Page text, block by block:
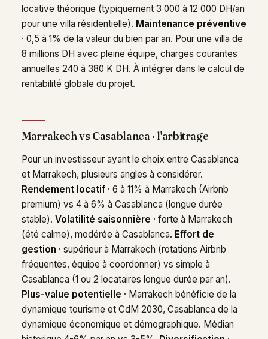
locative théorique (typiquement 3 000 à 12 000 DH/an
pour une villa résidentielle). Maintenance préventive
· 0,5 à 1% de la valeur du bien par an. Pour une villa de
8 millions DH avec pleine équipe, charges courantes
annuelles 240 à 380 K DH. À intégrer dans le calcul de
rentabilité globale du projet.
Marrakech vs Casablanca · l'arbitrage
Pour un investisseur ayant le choix entre Casablanca
et Marrakech, plusieurs angles à considérer.
Rendement locatif · 6 à 11% à Marrakech (Airbnb
premium) vs 4 à 6% à Casablanca (longue durée
stable). Volatilité saisonnière · forte à Marrakech
(été calme), modérée à Casablanca. Effort de
gestion · supérieur à Marrakech (rotations Airbnb
fréquentes, équipe à coordonner) vs simple à
Casablanca (1 ou 2 locataires longue durée par an).
Plus-value potentielle · Marrakech bénéficie de la
dynamique tourisme et CdM 2030, Casablanca de la
dynamique économique et démographique. Médian